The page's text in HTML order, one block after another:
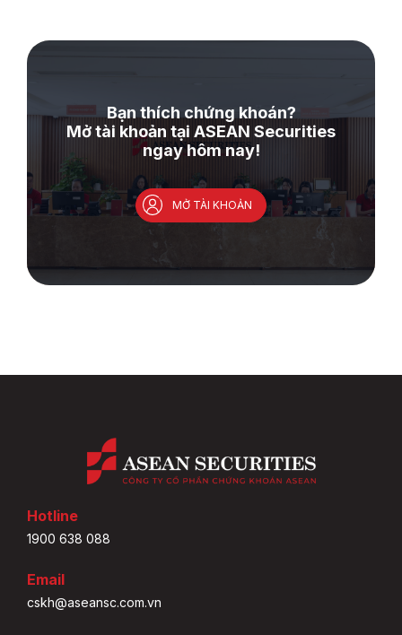
Bạn thích chứng khoán?
Mở tài khoản tại ASEAN Securities
ngay hôm nay!
MỞ TÀI KHOẢN
Hotline
1900 638 088
Email
cskh@aseansc.com.vn